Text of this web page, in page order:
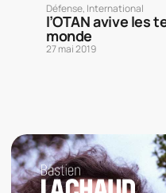
Défense, International
l’OTAN avive les
monde
27 mai 2019